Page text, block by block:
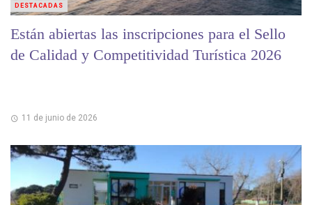
Están abiertas las inscripciones para el Sello
de Calidad y Competitividad Turística 2026
11 de junio de 2026
DESTACADAS